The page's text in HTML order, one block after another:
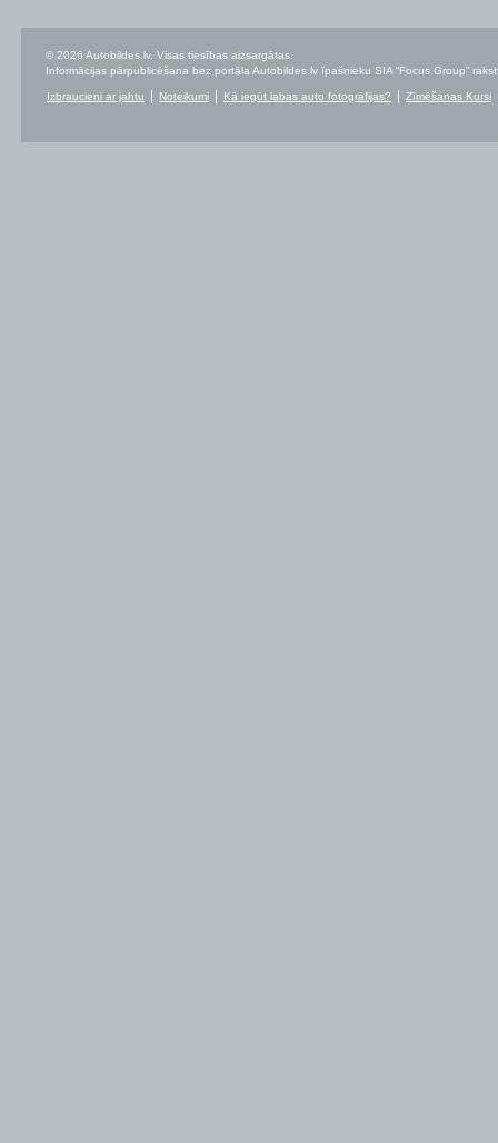
© 2026 Autobildes.lv. Visas tiesības aizsargātas.
Informācijas pārpublicēšana bez portāla Autobildes.lv īpašnieku SIA “Focus Group”
Izbraucieni ar jahtu Noteikumi Kā iegūt labas auto fotogrāfijas? Zīmēšanas Kursi